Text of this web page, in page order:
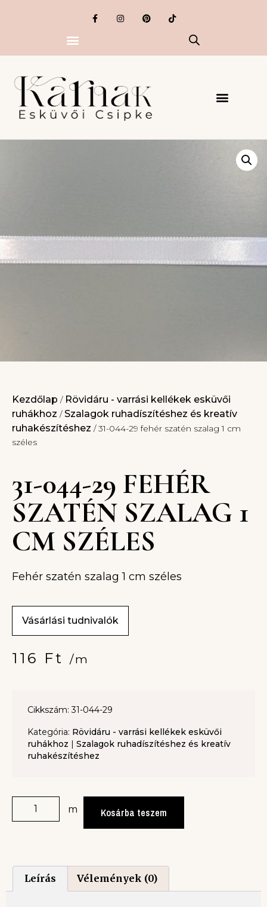
Kezdőlap / Rövidáru - varrási kellékek esküvői
ruhákhoz /Szalagok ruhadíszítéshez és kreatív
ruhakészítéshez / 31-044-29 fehér szatén szalag 1 cm
széles
31-044-29 FEHÉR
SZATÉN SZALAG 1
CM SZÉLES
Fehér szatén szalag 1 cm széles
Vásárlási tudnivalók
116 Ft /m
Cikkszám: 31-044-29
Kategória: Rövidáru - varrási kellékek esküvői
ruhákhoz | Szalagok ruhadíszítéshez és kreatív
ruhakészítéshez
m Kosárba teszem
Leírás Vélemények (0)